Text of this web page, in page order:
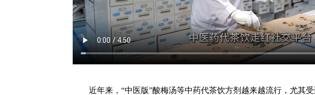
近年来，“中医版”酸梅汤等中药代茶饮方剂越来越流行，尤其